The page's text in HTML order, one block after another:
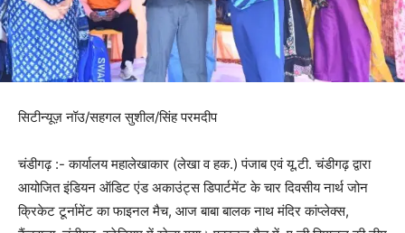
सिटीन्यूज़ नॉउ/सहगल सुशील/सिंह परमदीप
चंडीगढ़ :- कार्यालय महालेखाकार (लेखा व हक.) पंजाब एवं यू.टी. चंडीगढ़ द्वारा
आयोजित इंडियन ऑडिट एंड अकाउंट्स डिपार्टमेंट के चार दिवसीय नार्थ जोन
क्रिकेट टूर्नामेंट का फाइनल मैच, आज बाबा बालक नाथ मंदिर कांप्लेक्स,